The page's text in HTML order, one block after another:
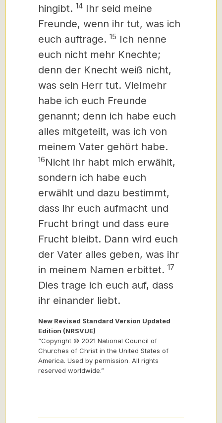
hingibt. 14 Ihr seid meine
Freunde, wenn ihr tut, was ich
euch auftrage. 15 Ich nenne
euch nicht mehr Knechte;
denn der Knecht weiß nicht,
was sein Herr tut. Vielmehr
habe ich euch Freunde
genannt; denn ich habe euch
alles mitgeteilt, was ich von
meinem Vater gehört habe.
16Nicht ihr habt mich erwählt,
sondern ich habe euch
erwählt und dazu bestimmt,
dass ihr euch aufmacht und
Frucht bringt und dass eure
Frucht bleibt. Dann wird euch
der Vater alles geben, was ihr
in meinem Namen erbittet. 17
Dies trage ich euch auf, dass
ihr einander liebt.
New Revised Standard Version Updated
Edition (NRSVUE)
“Copyright © 2021 National Council of
Churches of Christ in the United States of
America. Used by permission. All rights
reserved worldwide.”